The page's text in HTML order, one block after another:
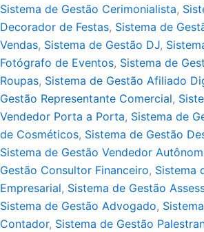
Sistema de Gestão Cerimonialista,
Decorador de Festas, Sistema de
Vendas, Sistema de Gestão DJ,
Fotógrafo de Eventos, Sistema de
Roupas, Sistema de Gestão Afiliado
Gestão Representante Comercial,
Vendedor Porta a Porta, Sistema de
de Cosméticos, Sistema de Gestão
Sistema de Gestão Vendedor
Gestão Consultor Financeiro, Sistema
Empresarial, Sistema de Gestão
Sistema de Gestão Advogado,
Contador, Sistema de Gestão